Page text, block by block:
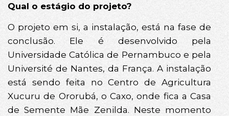
Qual o estágio do projeto?
O projeto em si, a instalação, está na fase de
conclusão. Ele é desenvolvido pela
Universidade Católica de Pernambuco e pela
Université de Nantes, da França. A instalação
está sendo feita no Centro de Agricultura
Xucuru de Ororubá, o Caxo, onde fica a Casa
de Semente Mãe Zenilda. Neste momento